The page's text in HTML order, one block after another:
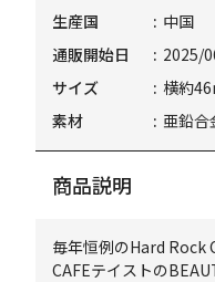
生産国
中国
通販開始日
2025/
サイズ
横約
素材
亜鉛合
商品説明
毎年恒例のHard Rock
CAFEテイストの